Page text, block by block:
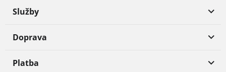
Služby
Doprava
Platba